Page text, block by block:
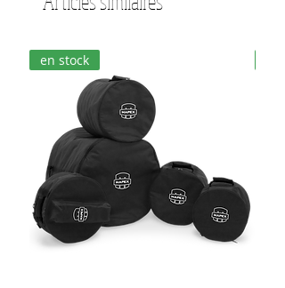
en stock